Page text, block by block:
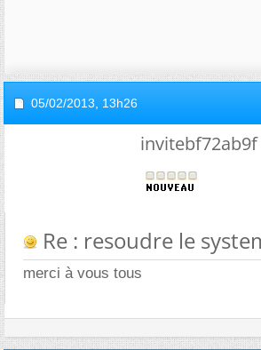
05/02/2013, 13h26
invitebf72ab9f
Re : resoudre le
merci à vous tous